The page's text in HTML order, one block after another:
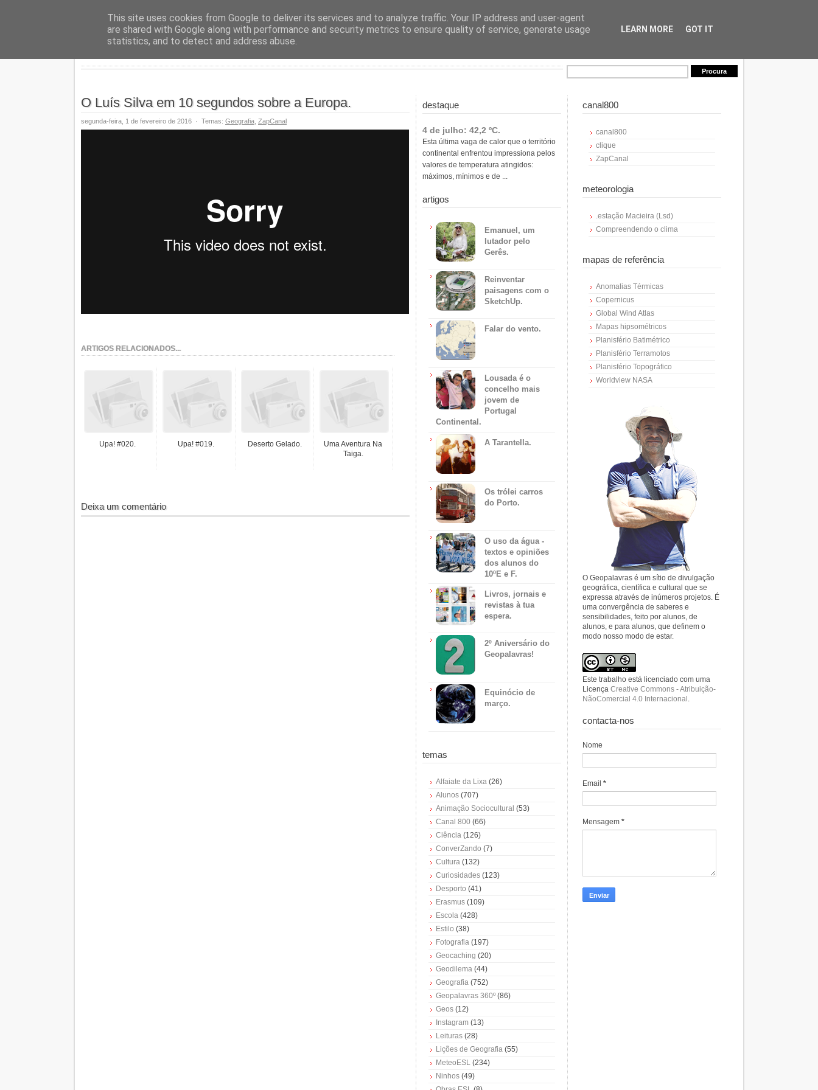
Geopalavras
O Luís Silva em 10 segundos sobre a Europa.
segunda-feira, 1 de fevereiro de 2016 · Temas: Geografia ZapCanal
ARTIGOS RELACIONADOS...
Upa! #020. Upa! #019. Deserto Gelado.
Uma Aventura Na
Taiga.
Deixa um comentário
destaque
4 de julho: 42,2 ºC.
Esta última vaga de calor que o território
continental enfrentou impressiona pelos
valores de temperatura atingidos:
máximos, mínimos e de ...
artigos
Emanuel, um
lutador pelo
Gerês.
Reinventar
paisagens com o
SketchUp.
Falar do vento.
Lousada é o
concelho mais
jovem de
Portugal
Continental.
A Tarantella.
Os trólei carros
do Porto.
O uso da água -
textos e opiniões
dos alunos do
10ºE e F.
Livros, jornais e
revistas à tua
espera.
2º Aniversário do
Geopalavras!
Equinócio de
março.
temas
Alfaiate da Lixa (26)
Alunos (707)
Animação Sociocultural (53)
Canal 800 (66)
Ciência (126)
ConverZando (7)
Cultura (132)
Curiosidades (123)
Desporto (41)
Erasmus (109)
Escola (428)
Estilo (38)
Fotografia (197)
Geocaching (20)
Geodilema (44)
Geografia (752)
Geopalavras 360º (86)
Geos (12)
Instagram (13)
Leituras (28)
Lições de Geografia (55)
MeteoESL (234)
Ninhos (49)
canal800
canal800
clique
ZapCanal
meteorologia
.estação Macieira (Lsd)
Compreendendo o clima
mapas de referência
Anomalias Térmicas
Copernicus
Global Wind Atlas
Mapas hipsométricos
Planisfério Batimétrico
Planisfério Terramotos
Planisfério Topográfico
Worldview NASA
O Geopalavras é um sítio de divulgação
geográfica, científica e cultural que se
expressa através de inúmeros projetos. É
uma convergência de saberes e
sensibilidades, feito por alunos, de
alunos, e para alunos, que definem o
modo nosso modo de estar.
Este trabalho está licenciado com uma
Licença Creative Commons - Atribuição-
NãoComercial 4.0 Internacional .
contacta-nos
Nome
Email *
Mensagem *
This site uses cookies from Google to deliver its services and to analyze traffic. Your IP address and user-agent
are shared with Google along with performance and security metrics to ensure quality of service, generate usage
statistics, and to detect and address abuse.
LEARN MORE GOT IT